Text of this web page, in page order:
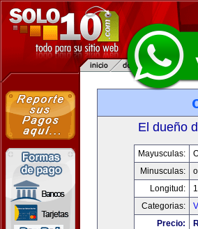
El dueño
Mayusculas:
Minusculas:
Longitud:
Categorias:
Precio: